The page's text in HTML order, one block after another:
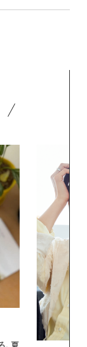
2026.07.24